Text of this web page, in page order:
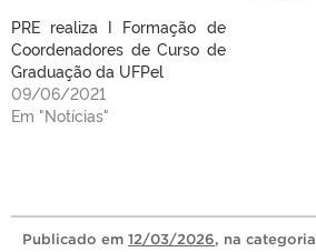
PRE realiza I Formação de
Coordenadores de Curso de
Graduação da UFPel
09/06/2021
Em "Notícias"
Publicado em 12/03/2026, na categoria